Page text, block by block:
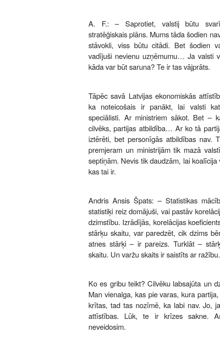
A. F.: – Saprotiet, valstij būtu
stratēģiskais plāns. Mums tāda šodien
stāvokli, viss būtu citādi. Bet šodien
vadījuši nevienu uzņēmumu… Ja valsti
kāda var būt saruna? Te ir tas vājprāts.
Tāpēc savā Latvijas ekonomiskās
ka noteicošais ir panākt, lai valsti
speciālisti. Ar ministriem sākot. Bet –
cilvēks, partijas atbildība… Ar ko tā
iztērēti, bet personīgās atbildības nav.
premjeram un ministrijām tik mazā
septiņām. Nevis tik daudzām, lai
kas tai ir.
Andris Ansis Špats: – Statistikas
statistiķi reiz domājuši, vai pastāv
dzimstību. Izrādījās, korelācijas
stārķu skaitu, var paredzēt, cik dzims
atnes stārķi – ir pareizs. Turklāt –
skaitu. Un varžu skaits ir saistīts ar ražību.
Ko es gribu teikt? Cilvēku labsajūta un
Man vienalga, kas pie varas, kura
krītas, tad tas nozīmē, ka labi nav. Jo,
attīstības. Lūk, te ir krīzes sakne.
neveidosim.